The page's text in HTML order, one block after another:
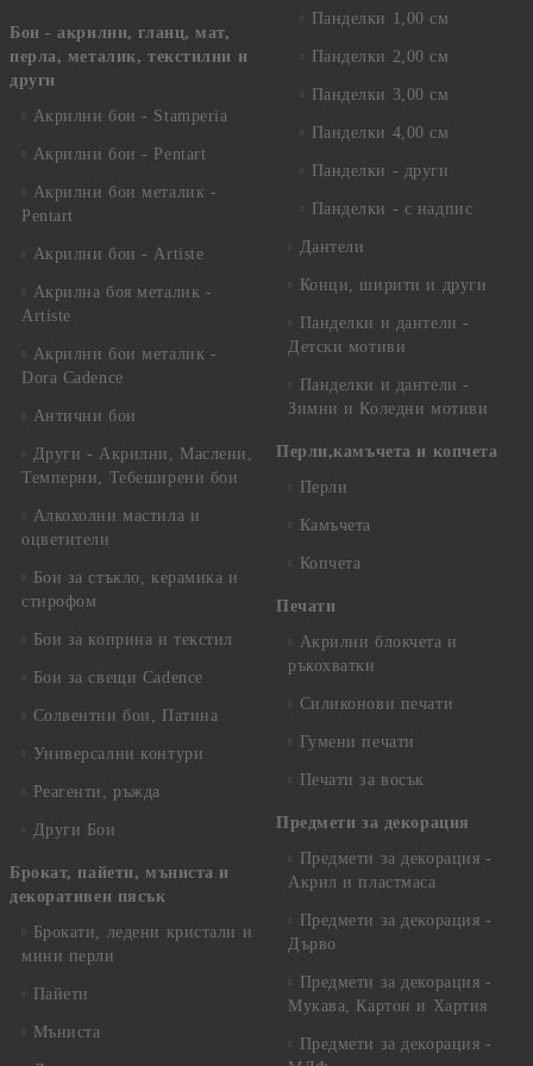
Бои - акрилни, гланц, мат,
перла, металик, текстилни и
други
Акрилни бои - Stamperia
Акрилни бои - Pentart
Акрилни бои металик -
Pentart
Акрилни бои - Artiste
Акрилна боя металик -
Artiste
Акрилни бои металик -
Dora Cadence
Антични бои
Други - Акрилни, Маслени,
Темперни, Тебеширени бои
Алкохолни мастила и
оцветители
Бои за стъкло, керамика и
стирофом
Бои за коприна и текстил
Бои за свещи Cadence
Солвентни бои, Патина
Универсални контури
Реагенти, ръжда
Други Бои
Брокат, пайети, мъниста и
декоративен пясък
Брокати, ледени кристали и
мини перли
Пайети
Мъниста
Панделки 1,00 см
Панделки 2,00 см
Панделки 3,00 см
Панделки 4,00 см
Панделки - други
Панделки - с надпис
Дантели
Конци, ширити и други
Панделки и дантели -
Детски мотиви
Панделки и дантели -
Зимни и Коледни мотиви
Перли,камъчета и копчета
Перли
Камъчета
Копчета
Печати
Акрилни блокчета и
ръкохватки
Силиконови печати
Гумени печати
Печати за восък
Предмети за декорация
Предмети за декорация -
Акрил и пластмаса
Предмети за декорация -
Дърво
Предмети за декорация -
Мукава, Картон и Хартия
Предмети за декорация -